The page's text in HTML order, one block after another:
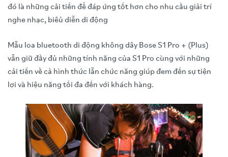
đó là những cải tiến để đáp ứng tốt hơn cho nhu cầu giải trí
nghe nhạc, biêủ diễn di động
Mẫu loa bluetooth di động không dây Bose S1 Pro + (Plus)
vẫn giữ đầy đủ những tính năng của S1 Pro cùng với những
cải tiến về cả hình thức lẫn chức năng giúp đem đến sự tiện
lợi và hiệu năng tối đa đến với khách hàng.